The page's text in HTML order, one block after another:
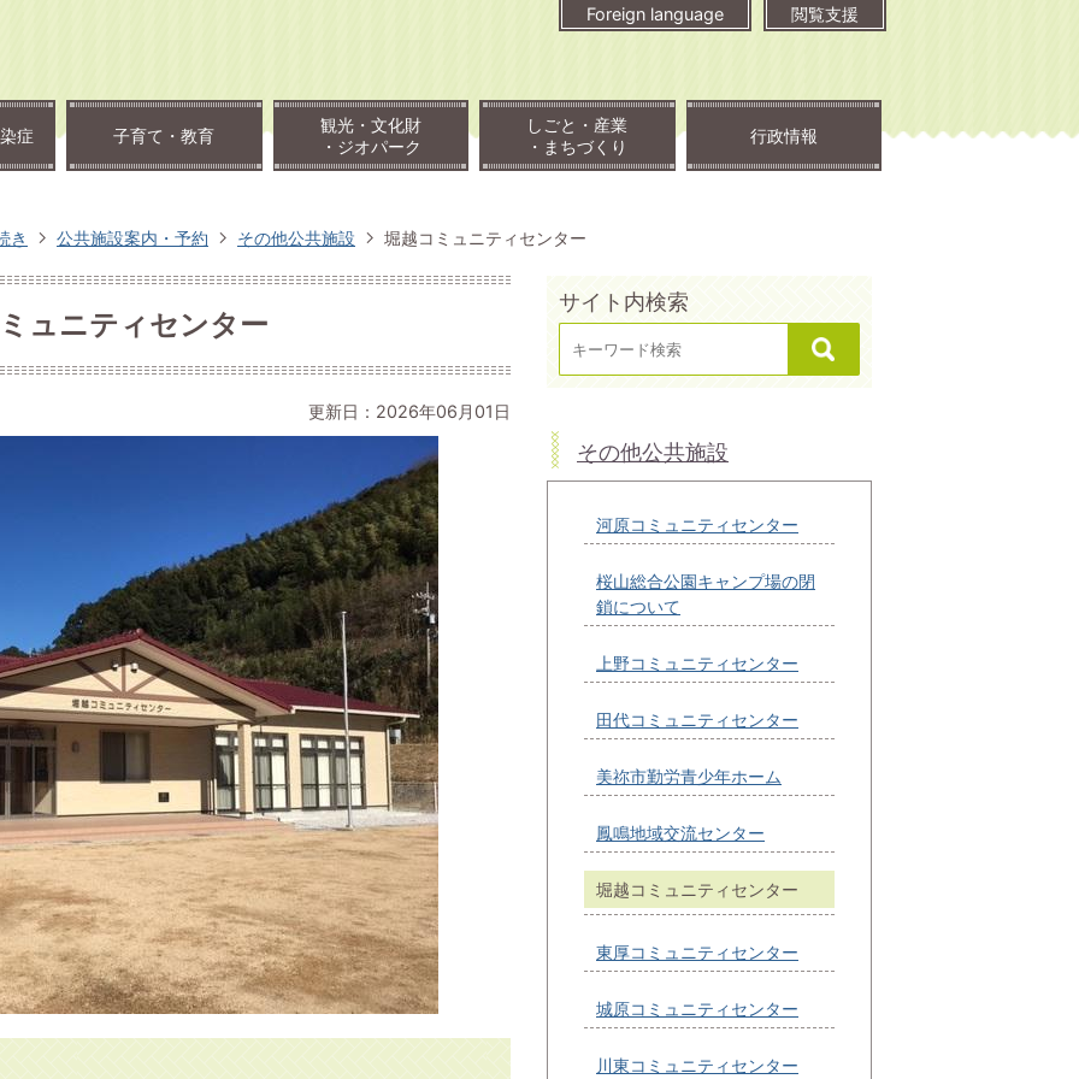
Foreign language 閲覧支援
症 子育て・教育
観光・文化財
・ジオパーク
しごと・産業
・まちづくり
行政情報
き 公共施設案内・予約 その他公共施設 堀越コミュニティセンター
ュニティセンター
更新日：2026年06月01日
サイト内検索
その他公共施設
河原コミュニティセンター
桜山総合公園キャンプ場の閉
鎖について
上野コミュニティセンター
田代コミュニティセンター
美祢市勤労青少年ホーム
鳳鳴地域交流センター
堀越コミュニティセンター
東厚コミュニティセンター
城原コミュニティセンター
川東コミュニティセンター